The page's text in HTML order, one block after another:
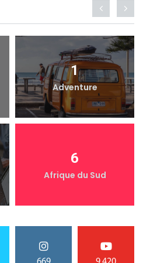
1
Adventure
6
Afrique du Sud